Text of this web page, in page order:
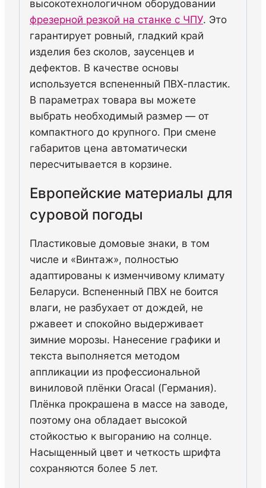
высокотехнологичном оборудовании
фрезерной резкой на станке с ЧПУ. Это
гарантирует ровный, гладкий край
изделия без сколов, заусенцев и
дефектов. В качестве основы
используется вспененный ПВХ-пластик.
В параметрах товара вы можете
выбрать необходимый размер — от
компактного до крупного. При смене
габаритов цена автоматически
пересчитывается в корзине.
Европейские материалы для
суровой погоды
Пластиковые домовые знаки, в том
числе и «Винтаж», полностью
адаптированы к изменчивому климату
Беларуси. Вспененный ПВХ не боится
влаги, не разбухает от дождей, не
ржавеет и спокойно выдерживает
зимние морозы. Нанесение графики и
текста выполняется методом
аппликации из профессиональной
виниловой плёнки Oracal (Германия).
Плёнка прокрашена в массе на заводе,
поэтому она обладает высокой
стойкостью к выгоранию на солнце.
Насыщенный цвет и четкость шрифта
сохраняются более 5 лет.